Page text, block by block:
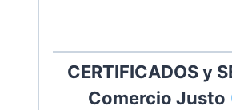
CERTIFICADOS y
Comercio Justo